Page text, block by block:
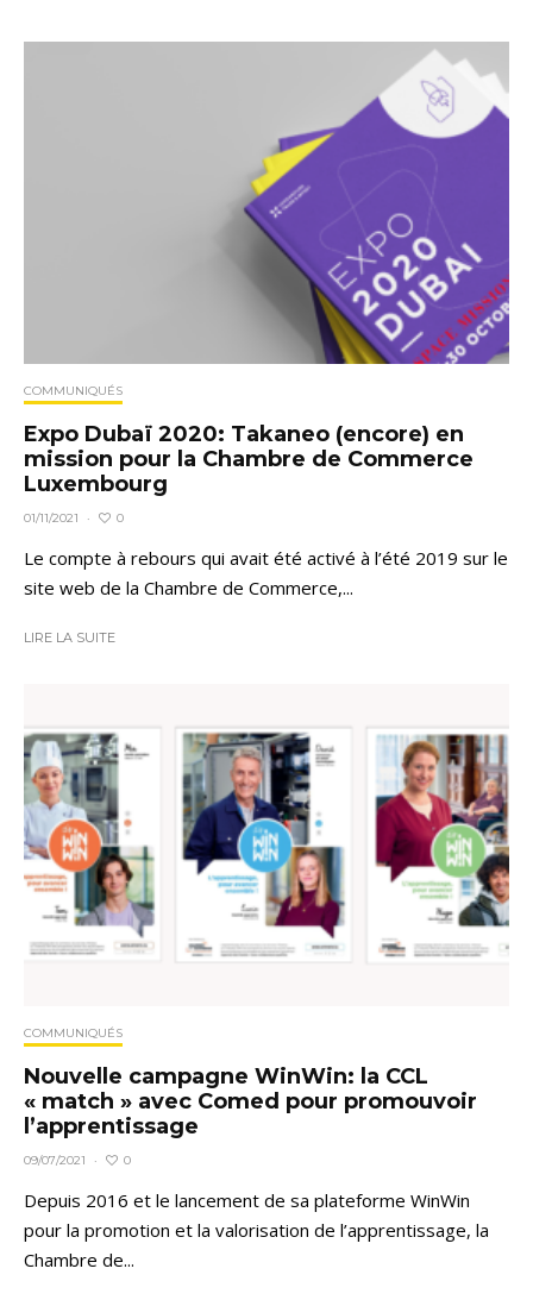
COMMUNIQUÉS
Expo Dubaï 2020: Takaneo (encore) en
mission pour la Chambre de Commerce
Luxembourg
01/11/2021 · 0
Le compte à rebours qui avait été activé à l’été 2019 sur le
site web de la Chambre de Commerce,...
LIRE LA SUITE
COMMUNIQUÉS
Nouvelle campagne WinWin: la CCL
« match » avec Comed pour promouvoir
l’apprentissage
09/07/2021 · 0
Depuis 2016 et le lancement de sa plateforme WinWin
pour la promotion et la valorisation de l’apprentissage, la
Chambre de...